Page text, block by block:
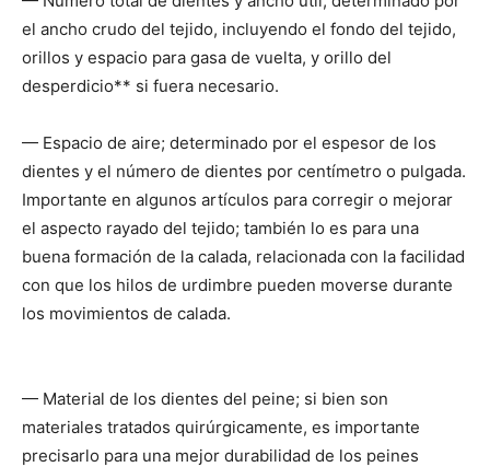
el ancho crudo del tejido, incluyendo el fondo del tejido,
orillos y espacio para gasa de vuelta, y orillo del
desperdicio** si fuera necesario.
— Espacio de aire; determinado por el espesor de los
dientes y el número de dientes por centímetro o pulgada.
Importante en algunos artículos para corregir o mejorar
el aspecto rayado del tejido; también lo es para una
buena formación de la calada, relacionada con la facilidad
con que los hilos de urdimbre pueden moverse durante
los movimientos de calada.
— Material de los dientes del peine; si bien son
materiales tratados quirúrgicamente, es importante
precisarlo para una mejor durabilidad de los peines